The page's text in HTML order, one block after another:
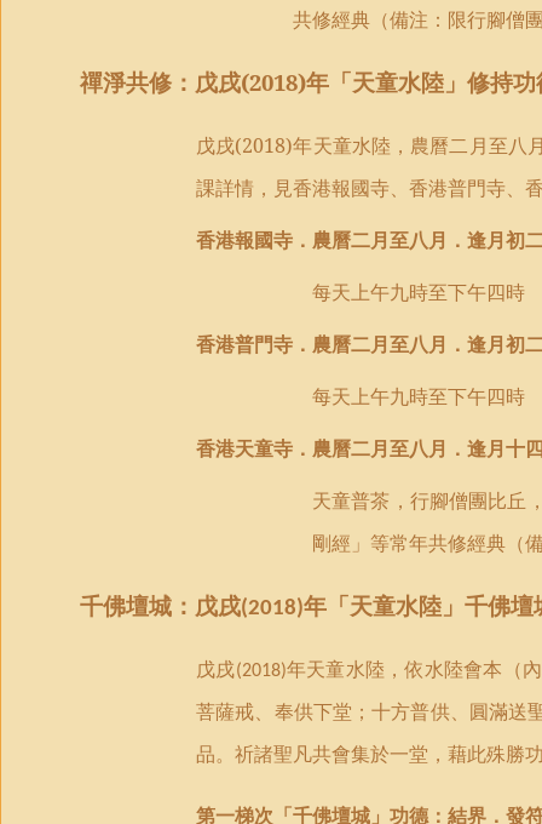
共修經典（備注：限行腳僧
禪淨共修：戊戌(2018)年「天童水陸」 修持功
戊戌(2018)年天童水陸，農曆二月至八
課詳情，見香港報國寺、香港普門寺、
香港報國寺．農曆二月至八月．逢月初
每天上午九時至下午四時
香港普門寺．農曆二月至八月．逢月初
每天上午九時至下午四時
香港天童寺．農曆二月至八月．逢月十
天童普茶， 行腳僧團比丘
剛經」等常年共修經典（
千佛壇城：戊戌(2018)年「天童水陸」千佛壇
戊戌(2018)年天童水陸，依水陸會本（
菩薩戒、奉供下堂；十方普供、圓滿送
品。祈諸聖凡共會集於一堂，藉此殊勝
第一梯次「千佛壇城」功德：結界．發